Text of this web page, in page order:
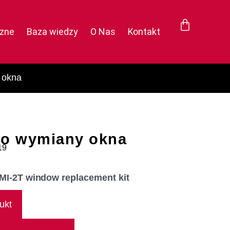
Baza wiedzy O Nas Kontakt
wymiany okna
2T window replacement kit